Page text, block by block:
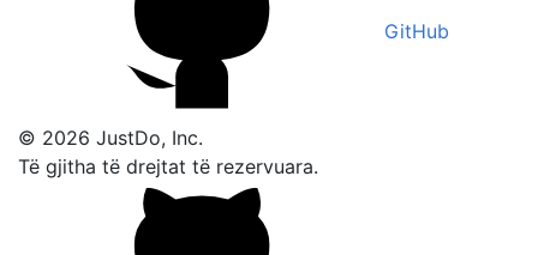
GitHub
© 2026 JustDo, Inc.
Të gjitha të drejtat të rezervuara.